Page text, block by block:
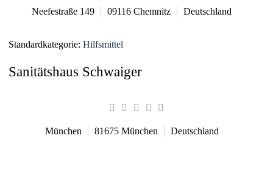
Neefestraße 149 09116 Chemnitz Deutschland
Standardkategorie: Hilfsmittel
Sanitätshaus Schwaiger
München 81675 München Deutschland